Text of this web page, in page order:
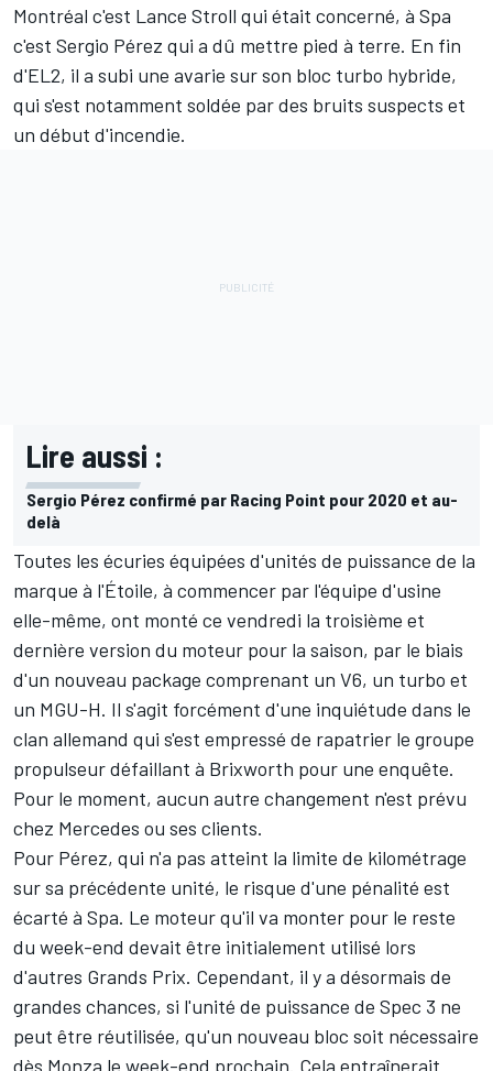
Montréal c'est Lance Stroll qui était concerné, à Spa
c'est Sergio Pérez qui a dû mettre pied à terre. En fin
d'EL2, il a subi une avarie sur son bloc turbo hybride,
qui s'est notamment soldée par des bruits suspects et
un début d'incendie.
Lire aussi :
Sergio Pérez confirmé par Racing Point pour 2020 et au-
delà
Toutes les écuries équipées d'unités de puissance de la
marque à l'Étoile, à commencer par l'équipe d'usine
elle-même, ont monté ce vendredi la troisième et
dernière version du moteur pour la saison, par le biais
d'un nouveau package comprenant un V6, un turbo et
un MGU-H. Il s'agit forcément d'une inquiétude dans le
clan allemand qui s'est empressé de rapatrier le groupe
propulseur défaillant à Brixworth pour une enquête.
Pour le moment, aucun autre changement n'est prévu
chez Mercedes ou ses clients.
Pour Pérez, qui n'a pas atteint la limite de kilométrage
sur sa précédente unité, le risque d'une pénalité est
écarté à Spa. Le moteur qu'il va monter pour le reste
du week-end devait être initialement utilisé lors
d'autres Grands Prix. Cependant, il y a désormais de
grandes chances, si l'unité de puissance de Spec 3 ne
peut être réutilisée, qu'un nouveau bloc soit nécessaire
dès Monza le week-end prochain. Cela entraînerait